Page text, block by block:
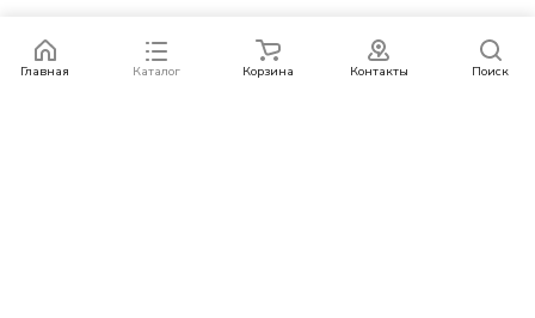
Главная Каталог Корзина Контакты Поиск